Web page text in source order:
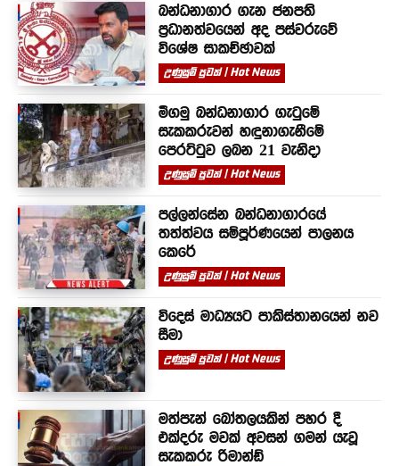
බන්ධනාගාර ගැන ජනපති
ප්‍රධානත්වයෙන් අද පස්වරුවේ
විශේෂ සාකච්ඡාවක්
උණුසුම් පුවත් | Hot News
මීගමු බන්ධනාගාර ගැටුමේ
සැකකරුවන් හඳුනාගැනීමේ
පෙරට්ටුව ලබන 21 වැනිදා
උණුසුම් පුවත් | Hot News
පල්ලන්සේන බන්ධනාගාරයේ
තත්ත්වය සම්පූර්ණයෙන් පාලනය
කෙරේ
උණුසුම් පුවත් | Hot News
විදෙස් මාධ්‍යයට පාකිස්තානයෙන් නව
සීමා
උණුසුම් පුවත් | Hot News
මත්පැන් බෝතලයකින් පහර දී
එක්දරු මවක් අවසන් ගමන් යැවූ
සැකකරු රිමාන්ඩ්